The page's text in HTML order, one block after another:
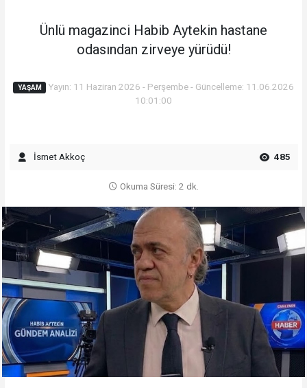
Ünlü magazinci Habib Aytekin hastane
odasından zirveye yürüdü!
YAŞAM
Yayın: 11 Haziran 2026 - Perşembe - Güncelleme: 11.06.2026
10:01:00
İsmet Akkoç 485
Okuma Süresi: 2 dk.